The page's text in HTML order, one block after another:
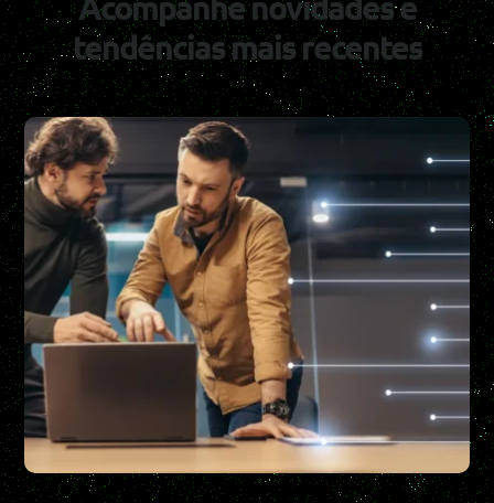
tendências mais recentes